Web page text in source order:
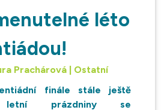
léto
Prachárová | Ostatní
finále stále ještě
letní prázdniny se